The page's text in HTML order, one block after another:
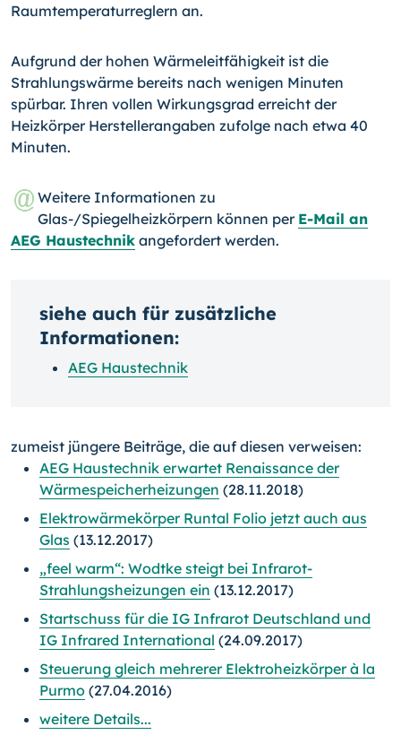
Raumtemperaturreglern an.
Aufgrund der hohen Wärmeleitfähigkeit ist die
Strahlungswärme bereits nach wenigen Minuten
spürbar. Ihren vollen Wirkungsgrad erreicht der
Heizkörper Herstellerangaben zufolge nach etwa 40
Minuten.
Weitere Informationen zu
Glas-/Spiegelheizkörpern können per E-Mail an
AEG Haustechnik angefordert werden.
siehe auch für zusätzliche
Informationen:
AEG Haustechnik
zumeist jüngere Beiträge, die auf diesen verweisen:
AEG Haustechnik erwartet Renaissance der
Wärmespeicherheizungen (28.11.2018)
Elektrowärmekörper Runtal Folio jetzt auch aus
Glas (13.12.2017)
„feel warm“: Wodtke steigt bei Infrarot-
Strahlungsheizungen ein (13.12.2017)
Startschuss für die IG Infrarot Deutschland und
IG Infrared International (24.09.2017)
Steuerung gleich mehrerer Elektroheizkörper à la
Purmo (27.04.2016)
weitere Details...